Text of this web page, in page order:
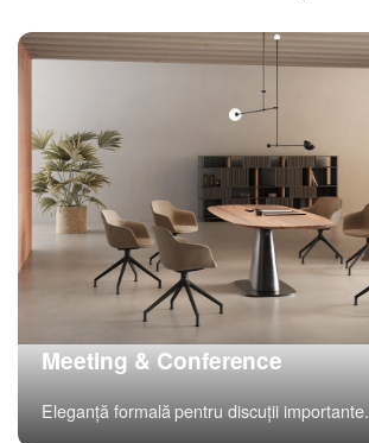
Meeting & Conference
Eleganță formală pentru discuții importante.